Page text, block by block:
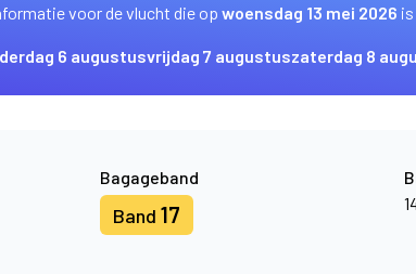
voor de vlucht die op woensdag 13 mei 2026
6 augustusvrijdag 7 augustuszaterdag 8
Bagageband
Band 17